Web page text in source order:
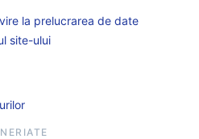
la prelucrarea de date
site-ului